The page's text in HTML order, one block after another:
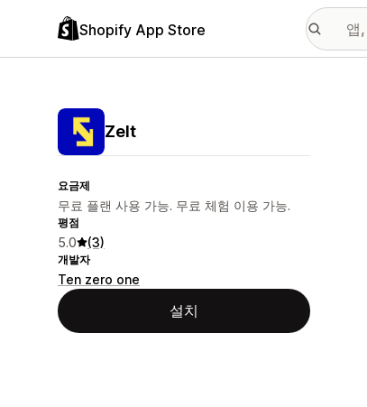
Shopify App Store
Zelt
요금제
무료 플랜 사용 가능. 무료 체험 이용 가능.
평점
5.0 (3)
개발자
Ten zero one
설치